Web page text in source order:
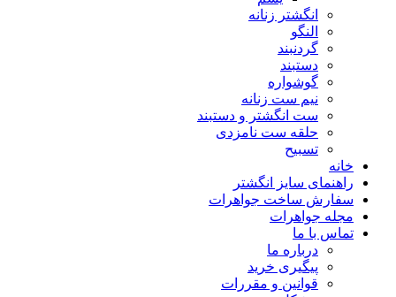
انگشتر زنانه
النگو
گردنبند
دستبند
گوشواره
نیم ست زنانه
ست انگشتر و دستبند
حلقه ست نامزدی
تسبیح
خانه
راهنمای سایز انگشتر
سفارش ساخت جواهرات
مجله جواهرات
تماس با ما
درباره ما
پیگیری خرید
قوانین و مقررات